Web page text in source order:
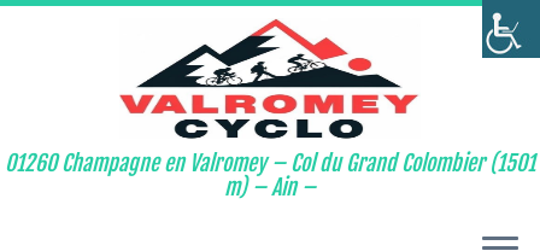
01260 Champagne en Valromey – Col du Grand Colombier (1501
m) – Ain –